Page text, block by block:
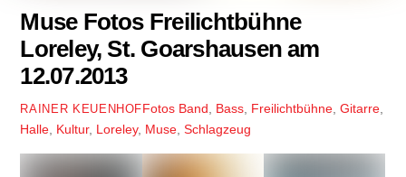
Muse Fotos Freilichtbühne
Loreley, St. Goarshausen am
12.07.2013
RAINER KEUENHOFFotos Band Bass Freilichtbühne ,Gitarre
Halle Kultur, Loreley, Muse ,Schlagzeug